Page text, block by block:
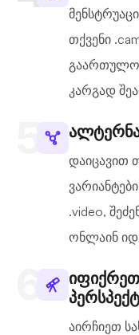
თქვენი
კარგად
დაიცავით
.video,
ონლაინ
აირჩიეთ